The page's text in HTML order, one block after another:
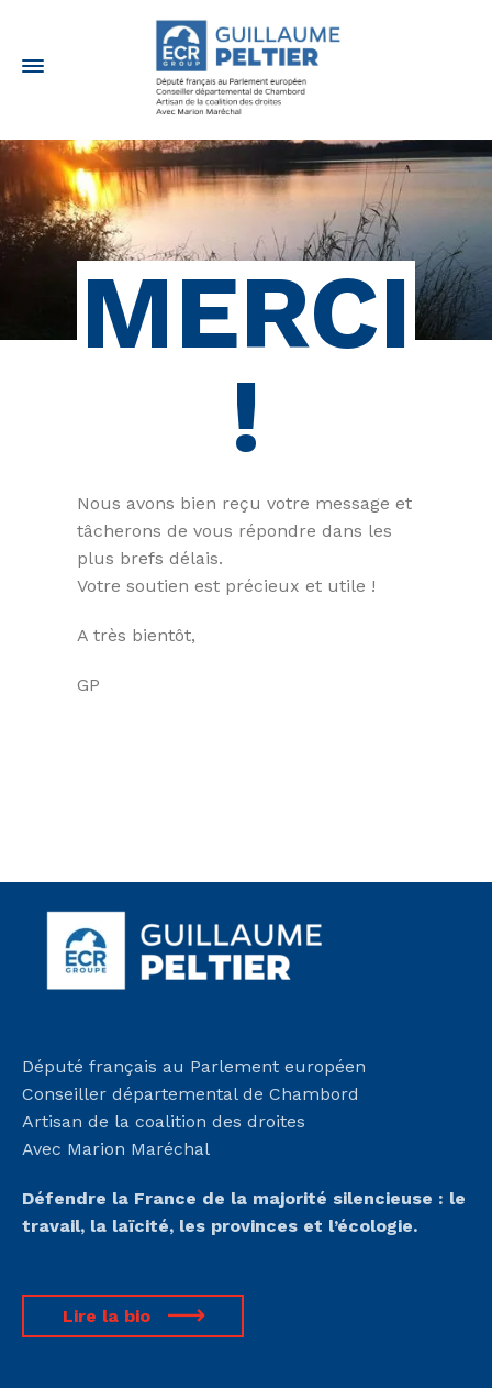
MERCI
!
Nous avons bien reçu votre message et
tâcherons de vous répondre dans les
plus brefs délais.
Votre soutien est précieux et utile !
A très bientôt,
GP
Député français au Parlement européen
Conseiller départemental de Chambord
Artisan de la coalition des droites
Avec Marion Maréchal
Défendre la France de la majorité silencieuse : le
travail, la laïcité, les provinces et l’écologie.
Lire la bio